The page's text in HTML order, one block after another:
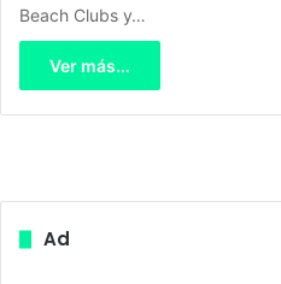
Beach Clubs y…
Ver más...
Ad